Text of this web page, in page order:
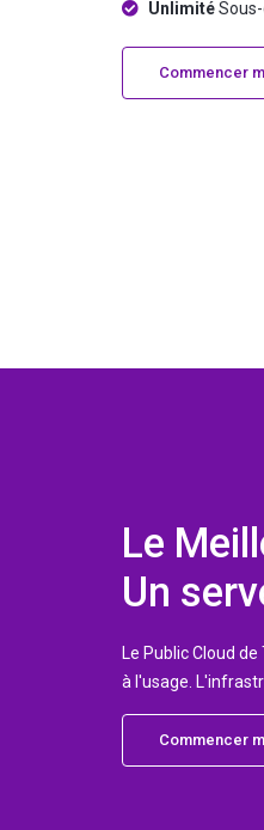
Unlimité
Commencer
Le
Un
Le Public Cloud
à l'usage.
Commencer